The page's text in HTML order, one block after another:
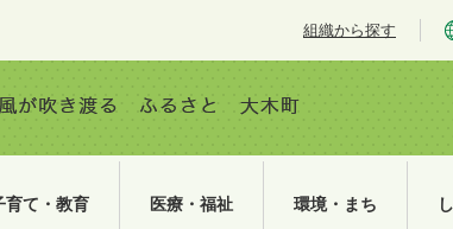
組織から探す
育て・教育 医療・福祉 環境・まち